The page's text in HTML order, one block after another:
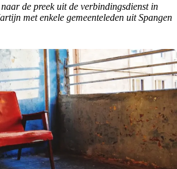
de preek uit de verbindingsdienst in
met enkele gemeenteleden uit Spangen